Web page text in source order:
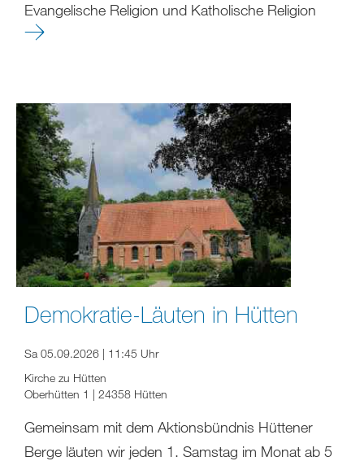
Evangelische Religion und Katholische Religion
Demokratie-Läuten in Hütten
Sa 05.09.2026 | 11:45 Uhr
Kirche zu Hütten
Oberhütten 1 | 24358 Hütten
Gemeinsam mit dem Aktionsbündnis Hüttener
Berge läuten wir jeden 1. Samstag im Monat ab 5